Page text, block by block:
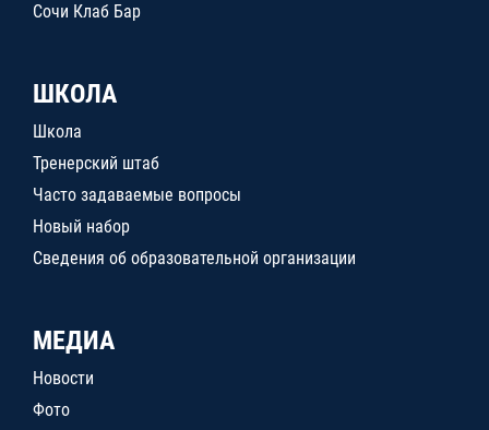
Сочи Клаб Бар
ШКОЛА
Школа
Тренерский штаб
Часто задаваемые вопросы
Новый набор
Сведения об образовательной организации
МЕДИА
Новости
Фото